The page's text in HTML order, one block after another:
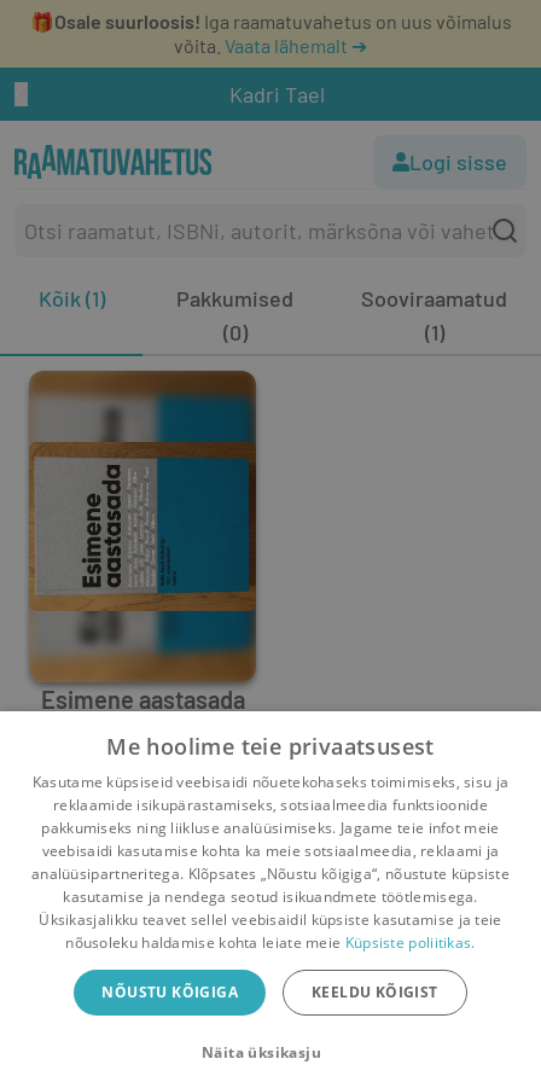
🎁Osale suurloosis! Iga raamatuvahetus on uus võimalus
võita. Vaata lähemalt ➔
Kadri Tael
Logi sisse
Kõik (1)
Pakkumised
(0)
Sooviraamatud
(1)
Esimene aastasada
0 2
Pealehele Ostukorv Sõnumid Teated Konto
Raamatuvahetuse mobiiliäpp
Vaheta raamatuid veelgi mugavamalt!
Me hoolime teie privaatsusest
Kasutame küpsiseid veebisaidi nõuetekohaseks toimimiseks, sisu ja
reklaamide isikupärastamiseks, sotsiaalmeedia funktsioonide
pakkumiseks ning liikluse analüüsimiseks. Jagame teie infot meie
veebisaidi kasutamise kohta ka meie sotsiaalmeedia, reklaami ja
analüüsipartneritega. Klõpsates „Nõustu kõigiga“, nõustute küpsiste
kasutamise ja nendega seotud isikuandmete töötlemisega.
Üksikasjalikku teavet sellel veebisaidil küpsiste kasutamise ja teie
nõusoleku haldamise kohta leiate meie Küpsiste poliitikas.
NÕUSTU KÕIGIGA KEELDU KÕIGIST
Näita üksikasju